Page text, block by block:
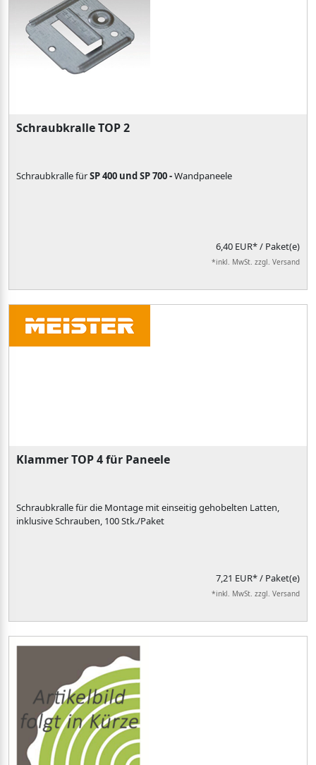
Schraubkralle TOP 2
Schraubkralle fürSP 400 und SP 700 -Wandpaneele
6,40 EUR*/ Paket(e)
*inkl. MwSt. zzgl. Versand
Klammer TOP 4 für Paneele
Schraubkralle für die Montage mit einseitig gehobelten Latten,
inklusive Schrauben, 100 Stk./Paket
7,21 EUR*/ Paket(e)
*inkl. MwSt. zzgl. Versand